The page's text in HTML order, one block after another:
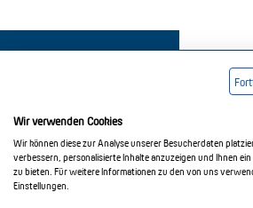
Impressum AGB
Wir verwenden Cookies
Wir können diese zur Analyse unserer Besucherdaten
verbessern, personalisierte Inhalte anzuzeigen und Ihnen
zu bieten. Für weitere Informationen zu den von uns
Einstellungen.